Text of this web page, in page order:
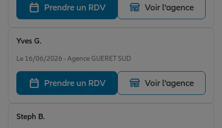
Prendre un RDV Voir l'agence
Le 16/06/2026 - Agence GUERET SUD
Yves G.
Prendre un RDV Voir l'agence
Steph B.